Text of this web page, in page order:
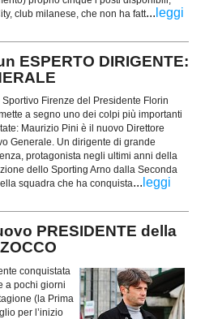
club milanese, che non ha fatt... leggi
ESPERTO DIRIGENTE:
Sportivo Firenze del Presidente Florin
a segno uno dei colpi più importanti
Maurizio Pini è il nuovo Direttore
Generale. Un dirigente di grande
protagonista negli ultimi anni della
dello Sporting Arno dalla Seconda
squadra che ha conquista... leggi
PRESIDENTE della
conquistata
a pochi giorni
(la Prima
per l’inizio